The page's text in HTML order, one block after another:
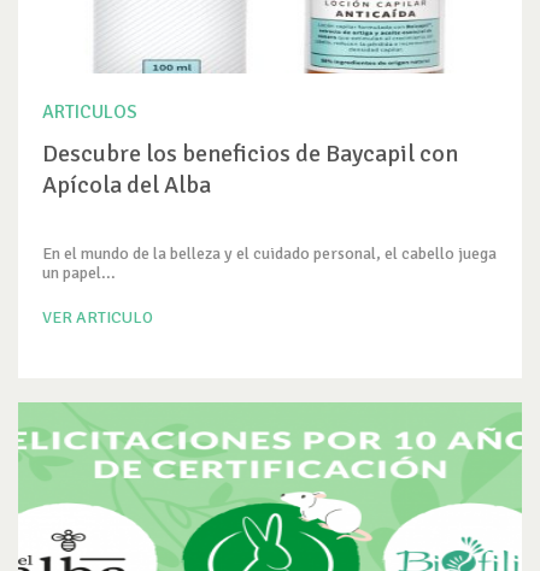
ARTICULOS
Descubre los beneficios de Baycapil con
Apícola del Alba
En el mundo de la belleza y el cuidado personal, el cabello juega
un papel...
VER ARTICULO